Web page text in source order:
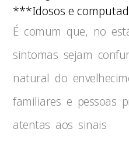
***Idosos e
É comum que, no
sintomas sejam
natural do
familiares e pessoas
atentas aos sinais